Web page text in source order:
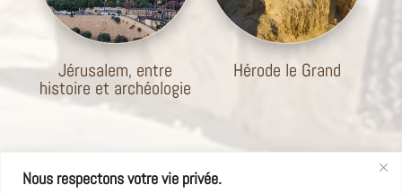
Nous respectons votre vie privée.
Jérusalem, entre
histoire et archéologie
Hérode le Grand